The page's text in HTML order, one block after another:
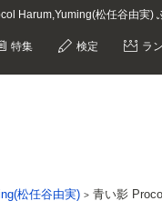
Harum,Yuming(松任谷由実)
特集 検定 ラ
松任谷由実) 青い影